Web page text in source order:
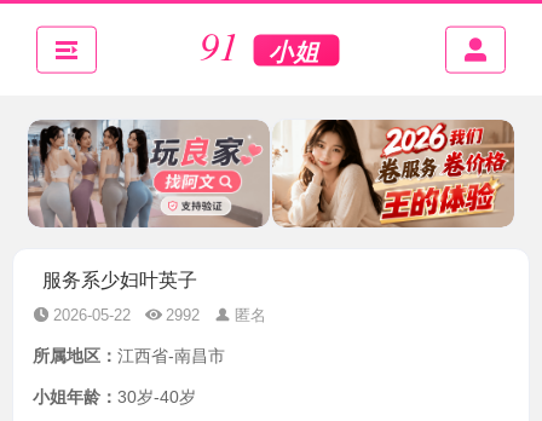
服务系少妇叶英子
2026-05-22 2992 匿名
所属地区： 江西省-南昌市
小姐年龄： 30岁-40岁